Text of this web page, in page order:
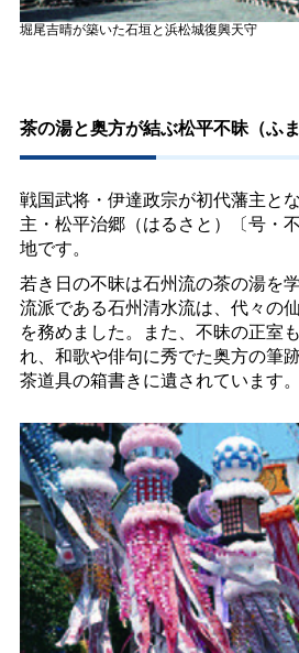
堀尾吉晴が築いた石垣と浜松城復興天守
茶の湯と奥方が結ぶ松平不昧（ふ
戦国武将・伊達政宗が初代藩主と
主・松平治郷（はるさと）〔号・
地です。
若き日の不昧は石州流の茶の湯を
流派である石州清水流は、代々の
を務めました。また、不昧の正室
れ、和歌や俳句に秀でた奥方の筆
茶道具の箱書きに遺されています。